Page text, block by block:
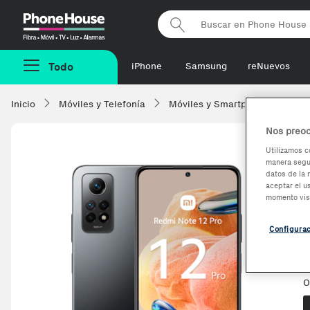
Phonehouse
Todo iPhone Samsung reNuevos
Inicio Móviles y Telefonía Móviles y Smartphones
Nos
Utilizamos
manera
datos de la
aceptar el
momento